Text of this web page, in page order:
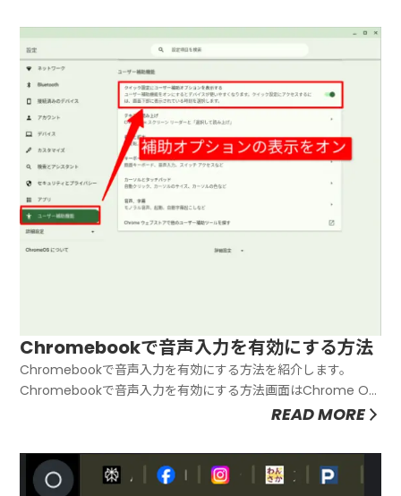
いる」「Webフォームに住所やメールアドレスを...
Chromebookで音声入力を有効にする方法
Chromebookで音声入力を有効にする方法を紹介します。
Chromebookで音声入力を有効にする方法画面はChrome OS
バージョン120に基づいています。ユーザー補助機能をオンにす
ョンを有効にします。「設定」メニューを開いて、「ユーザ...
READ MORE